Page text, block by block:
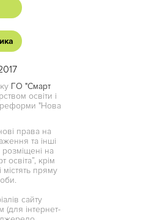
ГО "Смарт
освіти і
реформи "Нова
права на
та інші
на
освіта”, крім
містять пряму
сайту
інтернет-